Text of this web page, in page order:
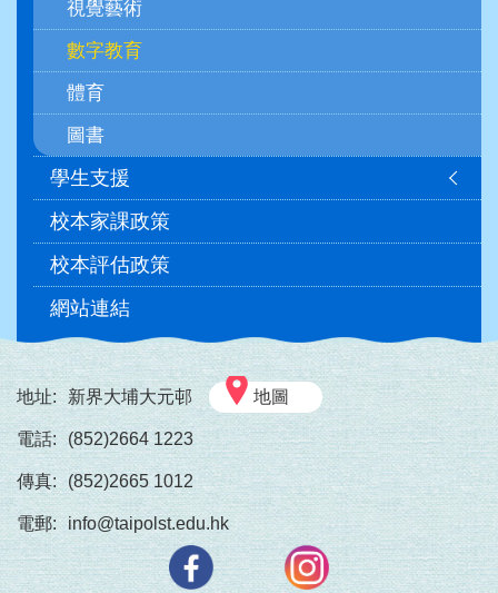
視覺藝術
數字教育
體育
圖書
學生支援
校本家課政策
校本評估政策
網站連結
地址: 新界大埔大元邨 地圖
電話: (852)2664 1223
傳真: (852)2665 1012
電郵: info@taipolst.edu.hk